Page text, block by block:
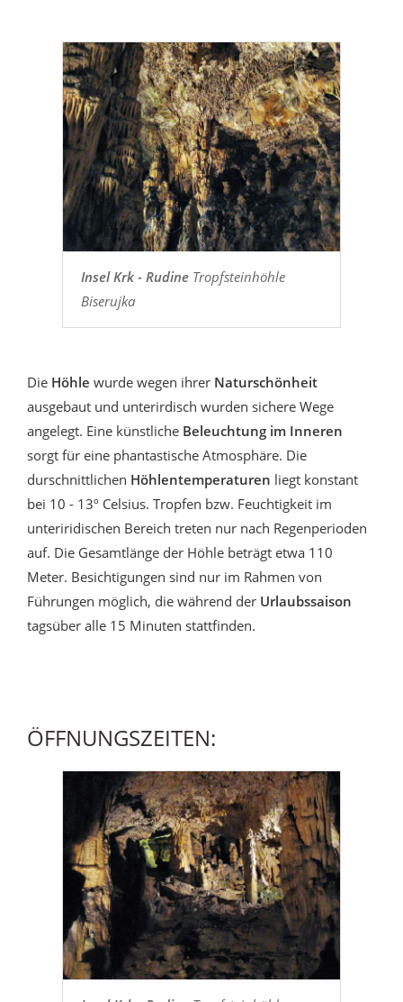
Insel Krk - RudineTropfsteinhöhle
Biserujka
Die Höhle wurde wegen ihrer Naturschönheit
ausgebaut und unterirdisch wurden sichere Wege
angelegt. Eine künstliche Beleuchtung im Inneren
sorgt für eine phantastische Atmosphäre. Die
durschnittlichen Höhlentemperaturen liegt konstant
bei 10 - 13º Celsius. Tropfen bzw. Feuchtigkeit im
unteriridischen Bereich treten nur nach Regenperioden
auf. Die Gesamtlänge der Höhle beträgt etwa 110
Meter. Besichtigungen sind nur im Rahmen von
Führungen möglich, die während der Urlaubssaison
tagsüber alle 15 Minuten stattfinden.
ÖFFNUNGSZEITEN: